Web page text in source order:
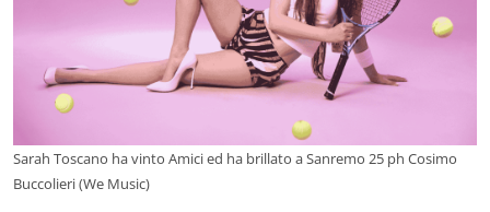
Sarah Toscano ha vinto Amici ed ha brillato a Sanremo 25 ph Cosimo
Buccolieri (We Music)